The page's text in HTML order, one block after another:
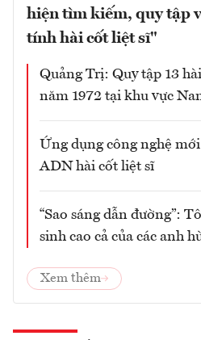
hiện tìm kiếm, quy tập
tính hài cốt liệt sĩ"
Quảng Trị: Quy tập 13
năm 1972 tại khu vực
Ứng dụng công nghệ
ADN hài cốt liệt sĩ
“Sao sáng dẫn đường”:
sinh cao cả của các anh
Xem thêm